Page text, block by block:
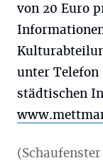
von 20 Euro
unter Telefon
städtischen